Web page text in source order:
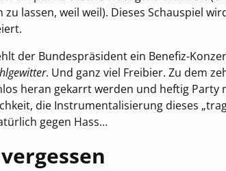
zu lassen, weil weil). Dieses Schauspiel
der Bundespräsident ein Benefiz-
. Und ganz viel Freibier. Zu dem
heran gekarrt werden und heftig Party
die Instrumentalisierung dieses
gegen Hass…